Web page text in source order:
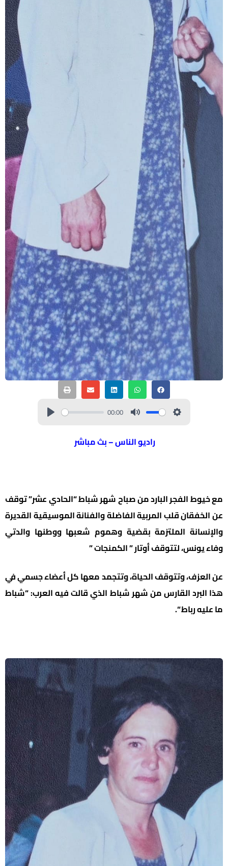
00:00
راديو الناس – بث مباشر
مع خيوط الفجر البارد من صباح شهر شباط “الحادي عشر” توقف
عن الخفقان قلب المربية الفاضلة والفنانة الموسيقية القديرة
والإنسانة الملتزمة بقضية وهموم شعبها ووطنها والدتي
وفاء يونس، لتتوقف أوتار ” الكمنجات ”
عن العزف، وتتوقف الحياة، وتتجمد معها كل أعضاء جسمي في
هذا البرد القارس من شهر شباط الذي قالت فيه العرب: “شباط
ما عليه رباط “.